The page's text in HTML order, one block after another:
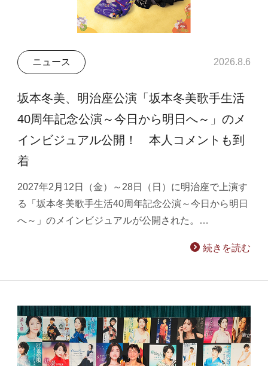
ニュース 2026.8.6
坂本冬美、明治座公演「坂本冬美歌手生活
40周年記念公演～今日から明日へ～」のメ
インビジュアル公開！ 本人コメントも到
着
2027年2月12日（金）～28日（日）に明治座で上演す
る「坂本冬美歌手生活40周年記念公演～今日から明日
へ～」のメインビジュアルが公開された。…
続きを読む